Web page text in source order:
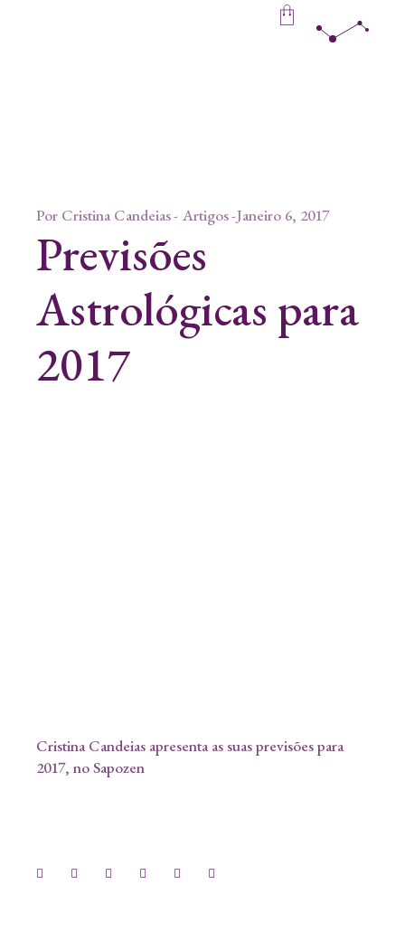
Por Cristina Candeias Artigos Janeiro 6, 2017
Previsões
Astrológicas para
2017
Cristina Candeias apresenta as suas previsões para
2017, no Sapozen